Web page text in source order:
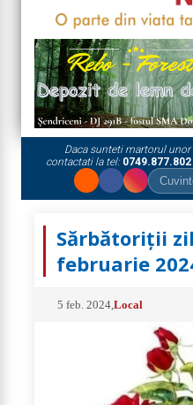
Daca sunteti martorul
contactati la tel: 0749.877.802
Sărbătoriții
februarie
5 feb. 2024 ,Local